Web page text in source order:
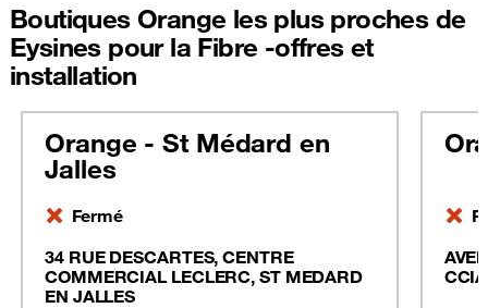
Boutiques Orange les plus proches de
Eysines pour la Fibre -offres et
installation
Orange - St Médard en
Jalles
Fermé
34 RUE DESCARTES, CENTRE
COMMERCIAL LECLERC, ST MEDARD
EN JALLES